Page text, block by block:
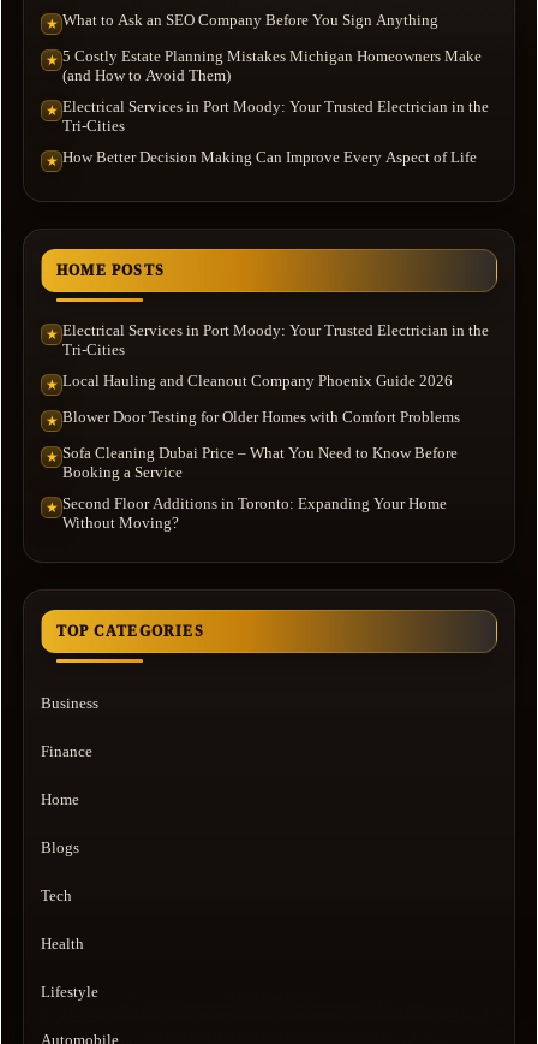
★ What to Ask an SEO Company Before You Sign Anything
★ 5 Costly Estate Planning Mistakes Michigan Homeowners Make
(and How to Avoid Them)
★ Electrical Services in Port Moody: Your Trusted Electrician in the
Tri-Cities
★ How Better Decision Making Can Improve Every Aspect of Life
HOME POSTS
★ Electrical Services in Port Moody: Your Trusted Electrician in the
Tri-Cities
★ Local Hauling and Cleanout Company Phoenix Guide 2026
★ Blower Door Testing for Older Homes with Comfort Problems
★ Sofa Cleaning Dubai Price – What You Need to Know Before
Booking a Service
★ Second Floor Additions in Toronto: Expanding Your Home
Without Moving?
TOP CATEGORIES
Business
Finance
Home
Blogs
Tech
Health
Lifestyle
Automobile